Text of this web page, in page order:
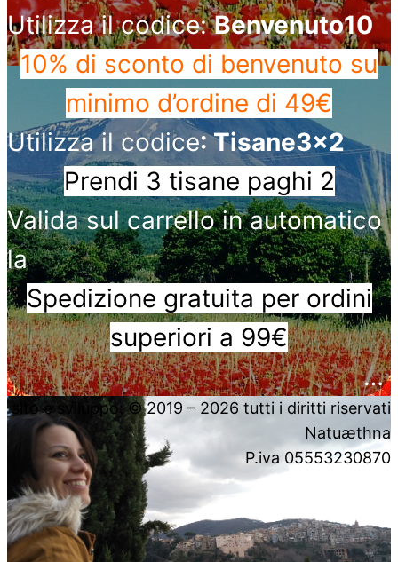
Utilizza il codice:Benvenuto10
10% di sconto di benvenuto su
minimo d’ordine di 49€
Utilizza il codice: Tisane3x2
Prendi 3 tisane paghi 2
Valida sul carrello in automatico
la
Spedizione gratuita per ordini
superiori a 99€
….
sito e sviluppo: © 2019 – 2026 tutti i diritti riservati
Natuæthna
P.iva 05553230870